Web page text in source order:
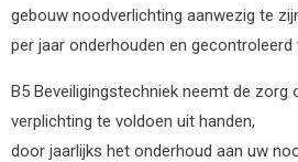
gebouw noodverlichting aanwezig te
per jaar onderhouden en gecontroleerd
B5 Beveiligingstechniek neemt de zorg
verplichting te voldoen uit handen,
door jaarlijks het onderhoud aan uw